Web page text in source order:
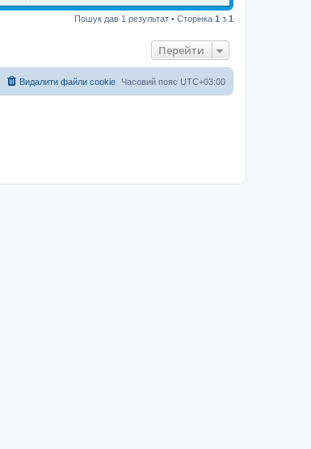
Пошук дав 1 результат • Сторінка 1 з 1
Перейти
Часовий пояс UTC+03:00
Видалити файли cookie